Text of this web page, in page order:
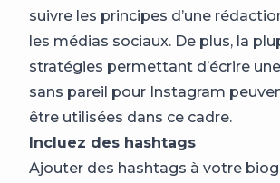
suivre les principes d’une
les médias sociaux. De plus, la
stratégies permettant d’écrire
sans pareil pour Instagram
être utilisées dans ce cadre.
Incluez des hashtags
Ajouter des hashtags à votre